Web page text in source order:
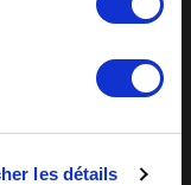
les détails